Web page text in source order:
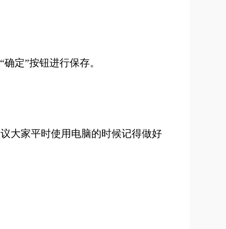
确定”按钮进行保存。
大家平时使用电脑的时候记得做好